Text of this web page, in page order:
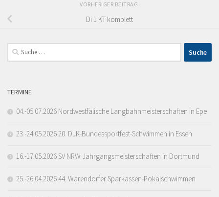
VORHERIGER BEITRAG
Di 1 KT komplett
Suche
nach:
TERMINE
04.-05.07.2026 Nordwestfälische Langbahnmeisterschaften in Epe
23.-24.05.2026 20. DJK-Bundessportfest-Schwimmen in Essen
16.-17.05.2026 SV NRW Jahrgangsmeisterschaften in Dortmund
25.-26.04.2026 44. Warendorfer Sparkassen-Pokalschwimmen